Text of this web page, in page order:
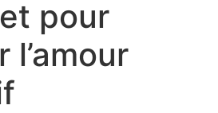
pour
l’amour